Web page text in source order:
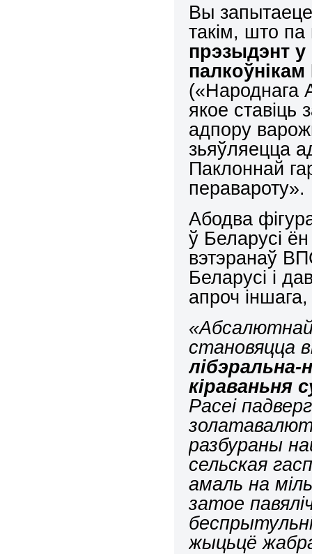
Вы
такім, што
прэзыдэнт
(«Народнага
якое ставіць
адпору
зьяўляецца
Паклоннай
перавароту».
Абодва
ў Беларусі
вэтэранаў
Беларусі і
апроч
«Абсалютнай
становяцца
кіраваньня
Расеі
разбураны
сельская
амаль на
затое
жыцьцё